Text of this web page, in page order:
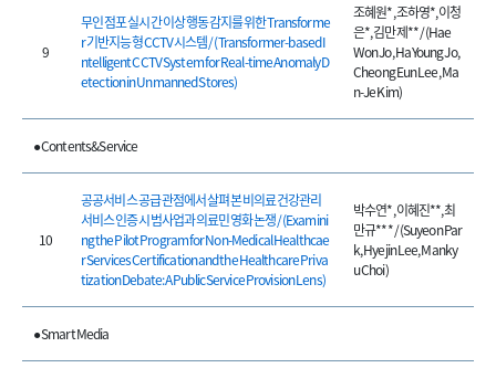
9
무인 점포 실시간 이상 행동 감지를 위한 Transforme
r 기반지능형 CCTV 시스템 / (Transformer-based I
ntelligent CCTV System for Real-time Anomaly D
etection in Unmanned Stores)
조혜원*, 조하영*, 이청
은*, 김만제** / (Hae
Won Jo, Ha Young Jo,
Cheong Eun Lee, Ma
n-Je Kim)
● Contents&Service
10
공공서비스 공급 관점에서 살펴본 비의료 건강관리
서비스 인증 시범사업과 의료민영화 논쟁 / (Examini
ng the Pilot Program for Non-Medical Healthcae
r Services Certification and the Healthcare Priva
tization Debate: A Public Service Provision Lens)
박수연*, 이혜진**, 최
만규*** / (Suyeon Par
k, Hyejin Lee, Manky
u Choi)
● Smart Media